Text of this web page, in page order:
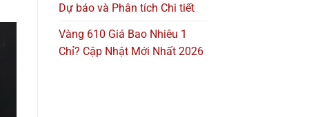
Dự báo và Phân tích Chi tiết
Vàng 610 Giá Bao Nhiêu 1
Chỉ? Cập Nhật Mới Nhất 2026